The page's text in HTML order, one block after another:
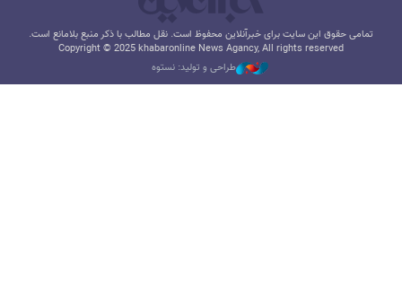
تمامی حقوق این سایت برای خبرآنلاین محفوظ است. نقل مطالب با ذکر منبع بلامانع است.
Copyright © 2025 khabaronline News Agancy, All rights reserved
طراحی و تولید: نستوه